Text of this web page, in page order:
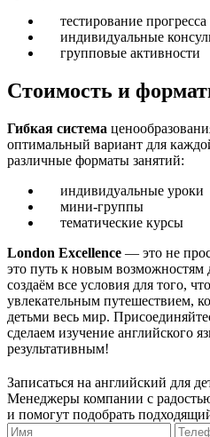
тестирование прогресса
индивидуальные
групповые активности
Стоимость и
Гибкая система
оптимальный вариант для
различные форматы занятий:
индивидуальные уроки
мини-группы
тематические курсы
London Excellence — это не
это путь к новым
создаём все условия для того,
увлекательным путешествием,
детьми весь мир.
сделаем изучение английского
результативным!
Записаться на английский для
Менеджеры компании с
и помогут подобрать